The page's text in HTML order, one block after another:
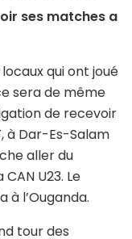
ses matches a
qui ont joué
sera de même
de recevoir
, à Dar-Es-Salam
aller du
U23. Le
l’Ouganda.
tour des